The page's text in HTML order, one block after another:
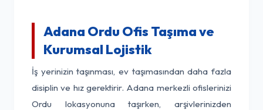
Adana Ordu Ofis Taşıma ve
Kurumsal Lojistik
İş yerinizin taşınması, ev taşımasından daha fazla
disiplin ve hız gerektirir. Adana merkezli ofislerinizi
Ordu lokasyonuna taşırken, arşivlerinizden